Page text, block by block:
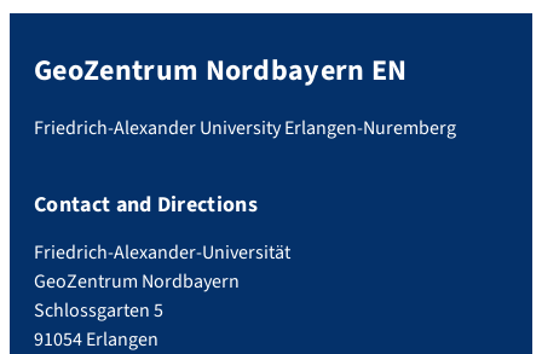
GeoZentrum Nordbayern EN
Friedrich-Alexander University Erlangen-Nuremberg
Contact and Directions
Friedrich-Alexander-Universität
GeoZentrum Nordbayern
Schlossgarten 5
91054 Erlangen